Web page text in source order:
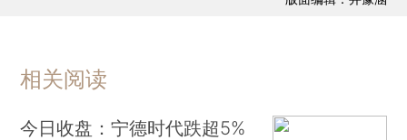
相关阅读
今日收盘：宁德时代跌超5%